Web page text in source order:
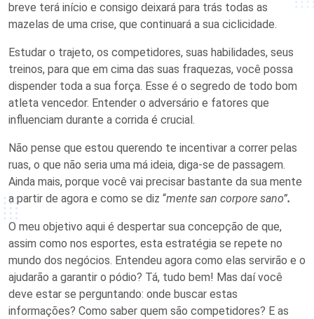
breve terá início e consigo deixará para trás todas as
mazelas de uma crise, que continuará a sua ciclicidade.
Estudar o trajeto, os competidores, suas habilidades, seus
treinos, para que em cima das suas fraquezas, você possa
dispender toda a sua força. Esse é o segredo de todo bom
atleta vencedor. Entender o adversário e fatores que
influenciam durante a corrida é crucial.
Não pense que estou querendo te incentivar a correr pelas
ruas, o que não seria uma má ideia, diga-se de passagem.
Ainda mais, porque você vai precisar bastante da sua mente
a partir de agora e como se diz “mente san corpore sano”.
O meu objetivo aqui é despertar sua concepção de que,
assim como nos esportes, esta estratégia se repete no
mundo dos negócios. Entendeu agora como elas servirão e o
ajudarão a garantir o pódio? Tá, tudo bem! Mas daí você
deve estar se perguntando: onde buscar estas
informações? Como saber quem são competidores? E as